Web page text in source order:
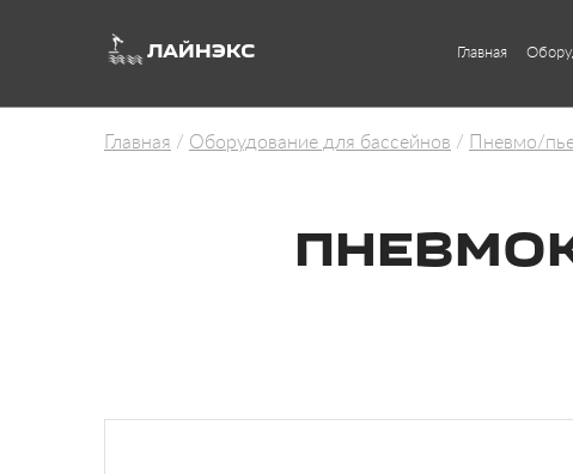
ЛАЙНЭКС Главная
Главная Оборудование для бассейнов Пневмо/